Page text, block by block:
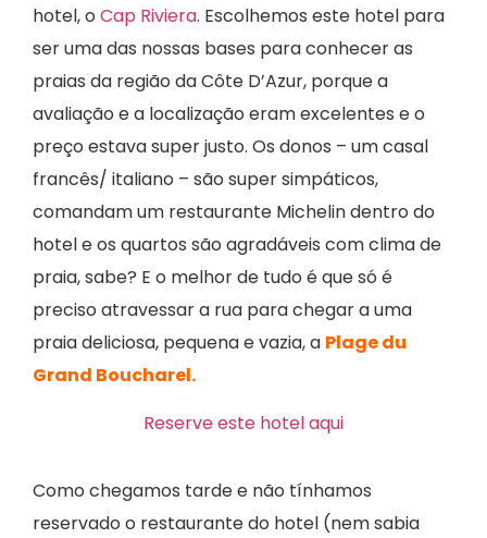
hotel, o Cap Riviera. Escolhemos este hotel para
ser uma das nossas bases para conhecer as
praias da região da Côte D’Azur, porque a
avaliação e a localização eram excelentes e o
preço estava super justo. Os donos – um casal
francês/ italiano – são super simpáticos,
comandam um restaurante Michelin dentro do
hotel e os quartos são agradáveis com clima de
praia, sabe? E o melhor de tudo é que só é
preciso atravessar a rua para chegar a uma
praia deliciosa, pequena e vazia, a Plage du
Grand Boucharel.
Reserve este hotel aqui
Como chegamos tarde e não tínhamos
reservado o restaurante do hotel (nem sabia